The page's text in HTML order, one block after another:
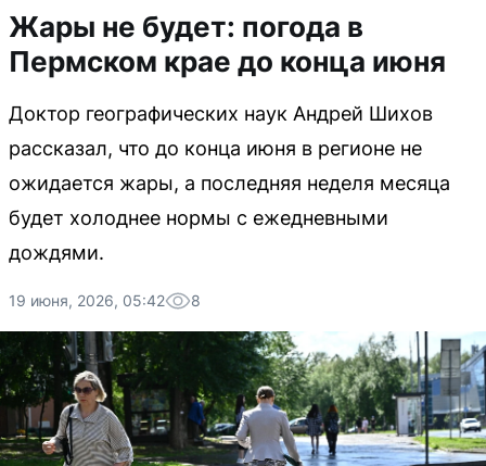
Жары не будет: погода в
Пермском крае до конца июня
Доктор географических наук Андрей Шихов
рассказал, что до конца июня в регионе не
ожидается жары, а последняя неделя месяца
будет холоднее нормы с ежедневными
дождями.
19 июня, 2026, 05:42 8